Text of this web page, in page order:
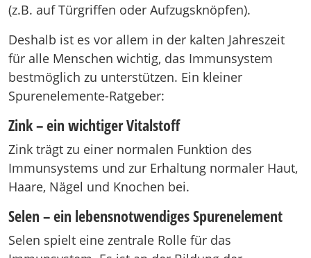
(z.B. auf Türgriffen oder Aufzugsknöpfen).
Deshalb ist es vor allem in der kalten Jahreszeit
für alle Menschen wichtig, das Immunsystem
bestmöglich zu unterstützen. Ein kleiner
Spurenelemente-Ratgeber:
Zink – ein wichtiger Vitalstoff
Zink trägt zu einer normalen Funktion des
Immunsystems und zur Erhaltung normaler Haut,
Haare, Nägel und Knochen bei.
Selen – ein lebensnotwendiges Spurenelement
Selen spielt eine zentrale Rolle für das